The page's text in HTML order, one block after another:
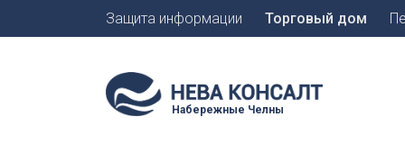
Защита информации Торговый дом
Набережные Челны